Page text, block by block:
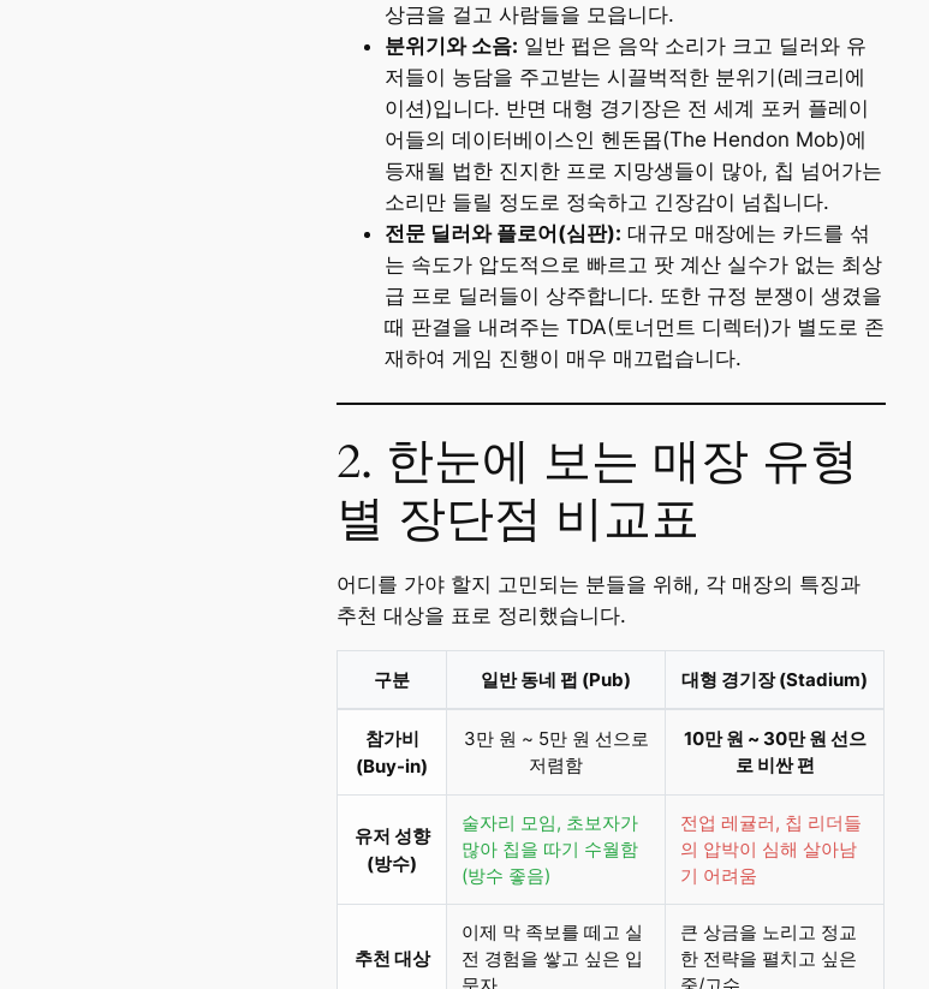
상금을 걸고 사람들을 모읍니다.
분위기와 소음: 일반 펍은 음악 소리가 크고 딜러와 유
저들이 농담을 주고받는 시끌벅적한 분위기(레크리에
이션)입니다. 반면 대형 경기장은 전 세계 포커 플레이
어들의 데이터베이스인 헨돈몹(The Hendon Mob)에
등재될 법한 진지한 프로 지망생들이 많아, 칩 넘어가는
소리만 들릴 정도로 정숙하고 긴장감이 넘칩니다.
전문 딜러와 플로어(심판): 대규모 매장에는 카드를 섞
는 속도가 압도적으로 빠르고 팟 계산 실수가 없는 최상
급 프로 딜러들이 상주합니다. 또한 규정 분쟁이 생겼을
때 판결을 내려주는 TDA(토너먼트 디렉터)가 별도로 존
재하여 게임 진행이 매우 매끄럽습니다.
2. 한눈에 보는 매장 유형
별 장단점 비교표
어디를 가야 할지 고민되는 분들을 위해, 각 매장의 특징과
추천 대상을 표로 정리했습니다.
구분 일반 동네 펍 (Pub) 대형 경기장 (Stadium)
참가비
(Buy-in)
3만 원 ~ 5만 원 선으로
저렴함
10만 원 ~ 30만 원 선으
로 비싼 편
유저 성향
(방수)
술자리 모임, 초보자가
많아 칩을 따기 수월함
(방수 좋음)
전업 레귤러, 칩 리더들
의 압박이 심해 살아남
기 어려움
추천 대상
이제 막 족보를 떼고 실
전 경험을 쌓고 싶은 입
문자
큰 상금을 노리고 정교
한 전략을 펼치고 싶은
중/고수